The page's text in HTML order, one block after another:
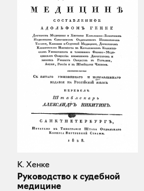
К. Хенке
Руководство к судебной
медицине